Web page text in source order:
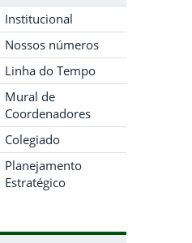
Institucional
Nossos números
Linha do Tempo
Mural de
Coordenadores
Colegiado
Planejamento
Estratégico